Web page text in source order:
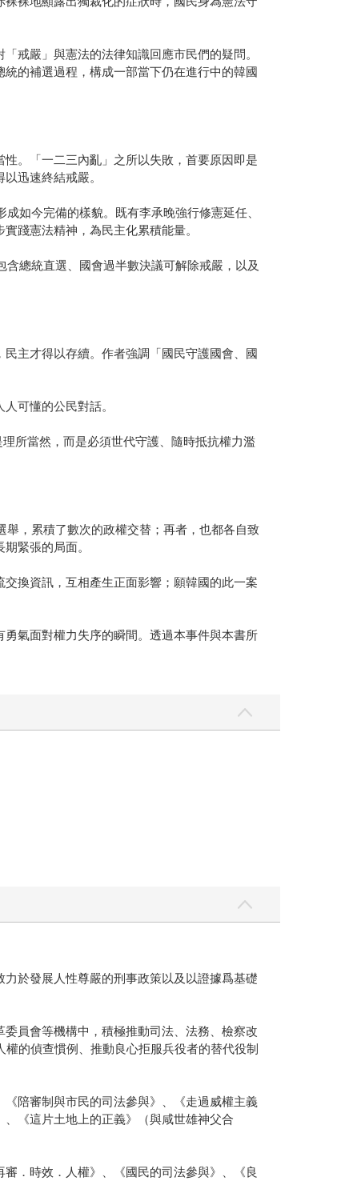
戒嚴」與憲法的法律知識回應市民們的疑問。
的補選過程，構成一部當下仍在進行中的韓國
。「一二三內亂」之所以失敗，首要原因即是
迅速終結戒嚴。
如今完備的樣貌。既有李承晚強行修憲延任、
踐憲法精神，為民主化累積能量。
總統直選、國會過半數決議可解除戒嚴，以及
主才得以存續。作者強調「國民守護國會、國
可懂的公民對話。
所當然，而是必須世代守護、隨時抵抗權力濫
，累積了數次的政權交替；再者，也都各自致
緊張的局面。
換資訊，互相產生正面影響；願韓國的此一案
氣面對權力失序的瞬間。透過本事件與本書所
於發展人性尊嚴的刑事政策以及以證據爲基礎
員會等機構中，積極推動司法、法務、檢察改
的偵查慣例、推動良心拒服兵役者的替代役制
陪審制與市民的司法參與》、《走過威權主義
《這片土地上的正義》（與咸世雄神父合
．時效．人權》、《國民的司法參與》、《良